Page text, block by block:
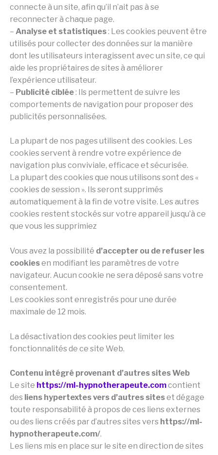
connecte à un site, afin qu’il n’ait pas à se
reconnecter à chaque page.
– Analyse et statistiques: Les cookies peuvent être
utilisés pour collecter des données sur la manière
dont les utilisateurs interagissent avec un site, ce qui
aide les propriétaires de sites à améliorer
l’expérience utilisateur.
– Publicité ciblée: Ils permettent de suivre les
comportements de navigation pour proposer des
publicités personnalisées.
La plupart de nos pages utilisent des cookies. Les
cookies servent à rendre votre expérience de
navigation plus conviviale, efficace et sécurisée.
La plupart des cookies que nous utilisons sont des «
cookies de session ». Ils seront supprimés
automatiquement à la fin de votre visite. Les autres
cookies restent stockés sur votre appareil jusqu’à ce
que vous les supprimiez
Vous avez la possibilité d’accepter ou de refuser les
cookiesen modifiant les paramètres de votre
navigateur. Aucun cookie ne sera déposé sans votre
consentement.
Les cookies sont enregistrés pour une durée
maximale de 12 mois.
La désactivation des cookies peut limiter les
fonctionnalités de ce site Web.
Contenu intégré provenant d’autres sites Web
Le site https://ml-hypnotherapeute.comcontient
des liens hypertextes vers d’autres siteset dégage
toute responsabilité à propos de ces liens externes
ou des liens créés par d’autres sites vers https://ml-
hypnotherapeute.com/.
Les liens mis en place sur le site en direction de sites